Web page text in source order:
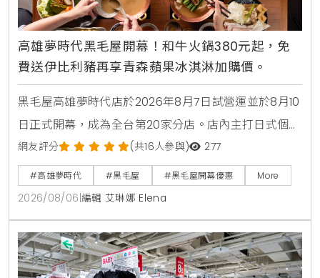
高雄夢時代黑毛屋開幕！和牛火鍋380元起，免
費送伊比利豬再享青森蘋果冰淇淋加購價。
黑毛屋高雄夢時代店於2026年8月7日試營運並於8月10
日正式開幕，成為全台第20家分店。店內主打日式個人
鍋物套餐380元起，並推出夏季限定番茄鍋。歡慶新店
開張，黑毛屋聯名On the Road推出青森蘋果義式手工
冰淇淋，開幕期間更祭出追蹤官方社群免費送伊比利豬
與消費滿額送冰淇淋等多重優惠。
網友評分 (共16人參與) 277
#高雄夢時代 #黑毛屋 #黑毛屋開幕優惠 More
2026/08/06 編輯 艾琳娜 Elena